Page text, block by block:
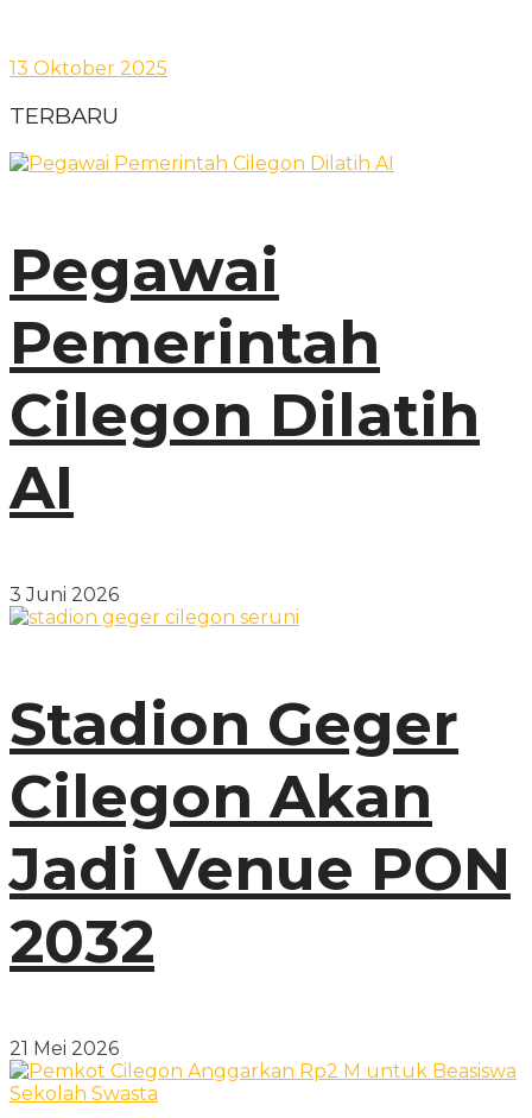
13 Oktober 2025
TERBARU
Pegawai
Pemerintah
Cilegon Dilatih
AI
3 Juni 2026
Stadion Geger
Cilegon Akan
Jadi Venue PON
2032
21 Mei 2026